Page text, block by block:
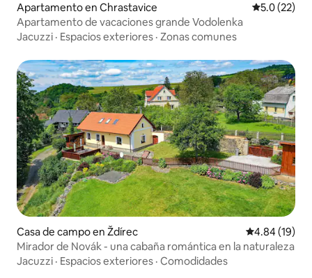
Apartamento en Chrastavice Calificación
5.0 (22)
Apartamento de vacaciones grande Vodolenka
Jacuzzi · Espacios exteriores · Zonas comunes
Casa de campo en Ždírec Calificación
4.84 (19)
Mirador de Novák - una cabaña romántica en la naturaleza
Jacuzzi · Espacios exteriores · Comodidades